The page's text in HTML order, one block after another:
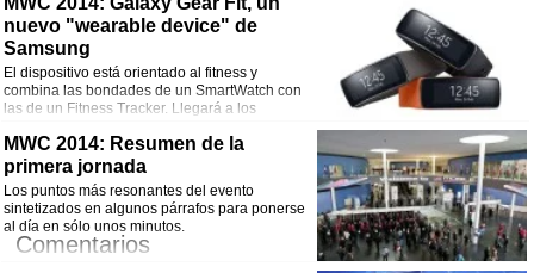
¡Comparte esta noticia!
Facebook
Twitter
WhatsApp
Email
nuevo "wearable device" de
Samsung
El dispositivo está orientado al fitness y
combina las bondades de un SmartWatch con
las de un Fitness Tracker. Llegará a los
Comentarios
¡Comparte esta noticia!
Facebook
TwitterWhatsApp
MWC 2014: Resumen de la
primera jornada
Los puntos más resonantes del evento
sintetizados en algunos párrafos para ponerse
al día en sólo unos minutos.
Comentarios